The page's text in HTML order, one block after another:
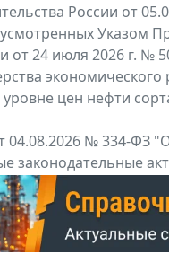
России от
Указом
от 24 июля 2026 г. №
экономического
цен нефти
04.08.2026 № 334-ФЗ
законодательные